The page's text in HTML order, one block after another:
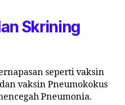
Skrining
seperti vaksin
vaksin Pneumokokus
Pneumonia.